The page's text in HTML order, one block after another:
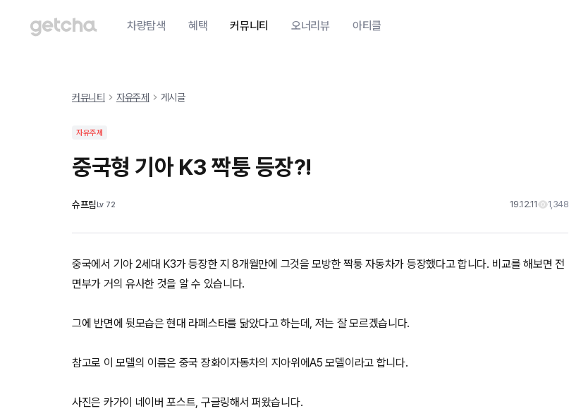
차량탐색 혜택 커뮤니티 오너리뷰 아티클
커뮤니티 자유주제 게시글
자유주제
중국형 기아 K3 짝퉁 등장?!
슈프림Lv 72 19.12.11 1,348
중국에서 기아 2세대 K3가 등장한 지 8개월만에 그것을 모방한 짝퉁 자동차가 등장했다고 합니다. 비교를 해보면 전
면부가 거의 유사한 것을 알 수 있습니다.
그에 반면에 뒷모습은 현대 라페스타를 닮았다고 하는데, 저는 잘 모르겠습니다.
참고로 이 모델의 이름은 중국 장화이자동차의 지아위에A5 모델이라고 합니다.
사진은 카가이 네이버 포스트, 구글링해서 퍼왔습니다.